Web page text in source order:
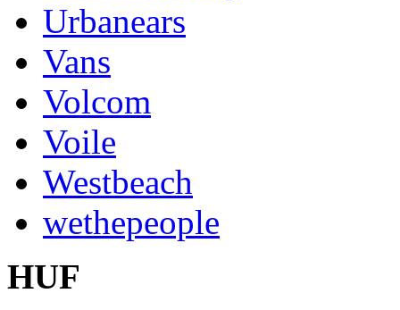
Urbanears
Vans
Volcom
Voile
Westbeach
wethepeople
HUF